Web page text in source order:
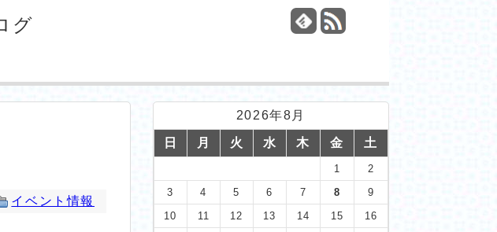
グ
イベント情報
2026年8月
日 月 火 水 木 金 土
1
2
3
4 5 6 7 8
9
10
11 12 13 14 15
16